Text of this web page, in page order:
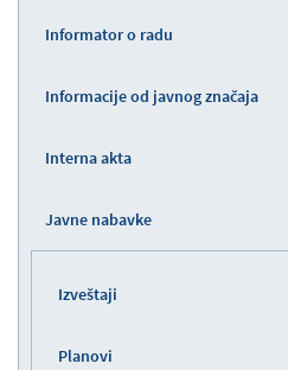
Informator o radu
Informacije od javnog značaja
Interna akta
Javne nabavke
Izveštaji
Planovi